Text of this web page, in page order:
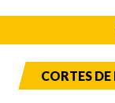
CORTES